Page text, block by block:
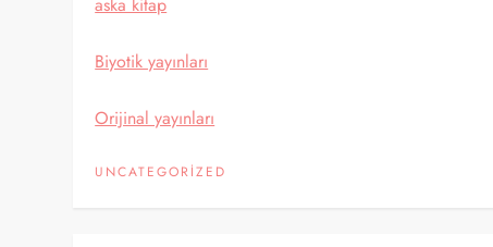
Biyotik yayınları
Orijinal yayınları
UNCATEGORIZED